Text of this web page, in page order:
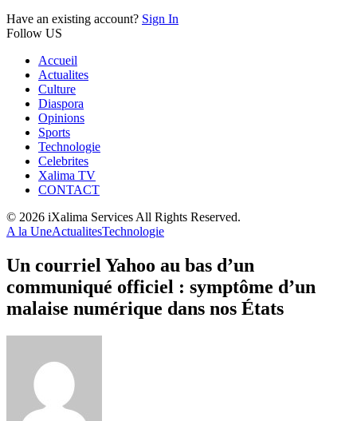
Have an existing account? Sign In
Follow US
Accueil
Actualites
Culture
Diaspora
Opinions
Sports
Technologie
Celebrites
Xalima TV
CONTACT
© 2026 iXalima Services All Rights Reserved.
A la UneActualitesTechnologie
Un courriel Yahoo au bas d’un
communiqué officiel : symptôme d’un
malaise numérique dans nos États